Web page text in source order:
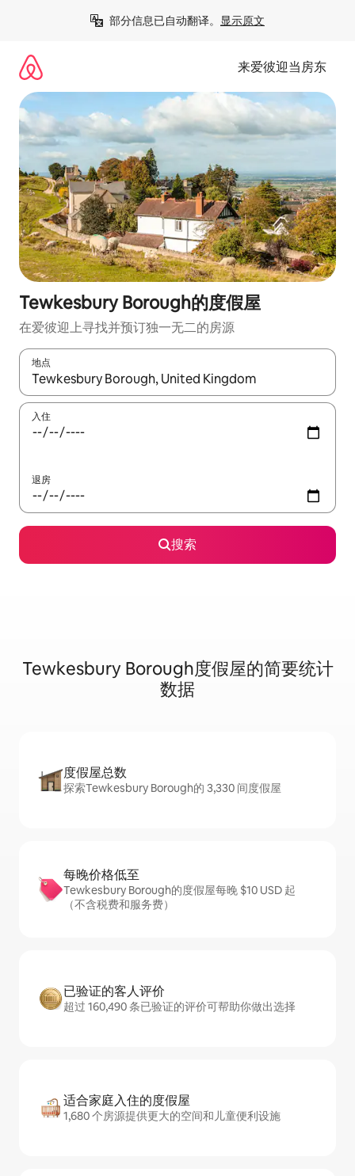
部分信息已自动翻译。 显示原文
来爱彼迎当房东
Tewkesbury Borough的度假屋
在爱彼迎上寻找并预订独一无二的房源
地点
如有搜索结果，请使用上下方向键查看，或通过点击或滑动手势
入住
退房
搜索
Tewkesbury Borough度假屋的简要统计
数据
度假屋总数
探索Tewkesbury Borough的 3,330 间度假屋
每晚价格低至
Tewkesbury Borough的度假屋每晚 $10 USD 起
（不含税费和服务费）
已验证的客人评价
超过 160,490 条已验证的评价可帮助你做出选择
适合家庭入住的度假屋
1,680 个房源提供更大的空间和儿童便利设施